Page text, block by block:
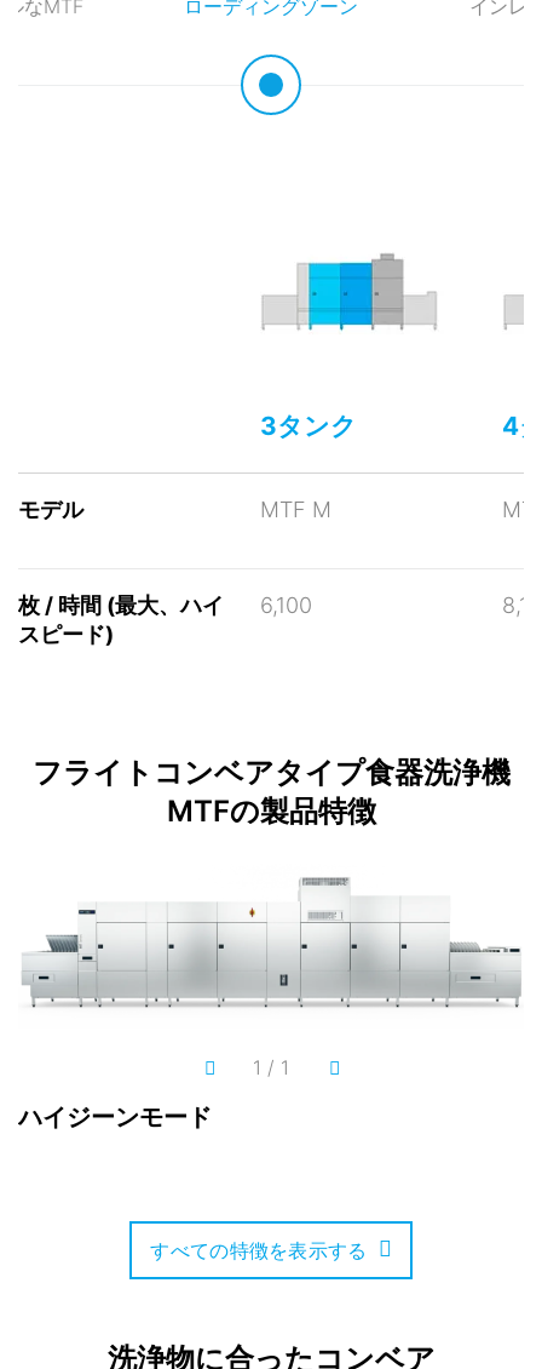
なMTF ローディングゾーン インレ
3タンク 4
モデル MTF M
枚 / 時間 (最大、ハイ
スピード)
6,100
フライトコンベアタイプ食器洗浄機
MTFの製品特徴
ハイジーンモード
1 / 1
すべての特徴を表示する
洗浄物に合ったコンベア